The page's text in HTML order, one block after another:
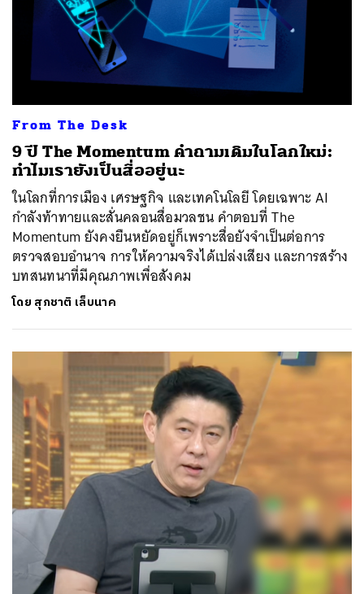
From The Desk
9 ปี The Momentum คำถามเดิมในโลกใหม่:
ทำไมเรายังเป็นสื่ออยู่นะ
ในโลกที่การเมือง เศรษฐกิจ และเทคโนโลยี โดยเฉพาะ AI
กำลังท้าทายและสั่นคลอนสื่อมวลชน คำตอบที่ The
Momentum ยังคงยืนหยัดอยู่ก็เพราะสื่อยังจำเป็นต่อการ
ตรวจสอบอำนาจ การให้ความจริงได้เปล่งเสียง และการสร้าง
บทสนทนาที่มีคุณภาพเพื่อสังคม
โดย สุภชาติ เล็บนาค